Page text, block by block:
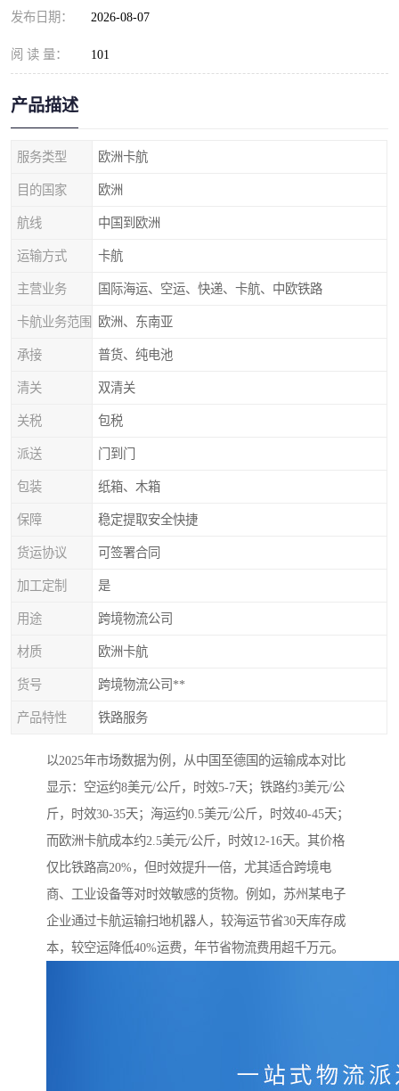
发布日期： 2026-08-07
阅 读 量： 101
产品描述
服务类型 欧洲卡航
目的国家 欧洲
航线 中国到欧洲
运输方式 卡航
主营业务 国际海运、空运、快递、卡航、中欧铁路
卡航业务范围 欧洲、东南亚
承接 普货、纯电池
清关 双清关
关税 包税
派送 门到门
包装 纸箱、木箱
保障 稳定提取安全快捷
货运协议 可签署合同
加工定制 是
用途 跨境物流公司
材质 欧洲卡航
货号 跨境物流公司**
产品特性 铁路服务
以2025年市场数据为例，从中国至德国的运输成本对比
显示：空运约8美元/公斤，时效5-7天；铁路约3美元/公
斤，时效30-35天；海运约0.5美元/公斤，时效40-45天；
而欧洲卡航成本约2.5美元/公斤，时效12-16天。其价格
仅比铁路高20%，但时效提升一倍，尤其适合跨境电
商、工业设备等对时效敏感的货物。例如，苏州某电子
企业通过卡航运输扫地机器人，较海运节省30天库存成
本，较空运降低40%运费，年节省物流费用超千万元。